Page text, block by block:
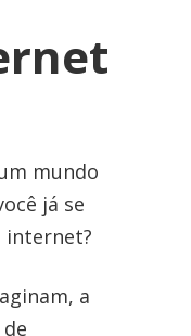
mundo
já se
internet?
a